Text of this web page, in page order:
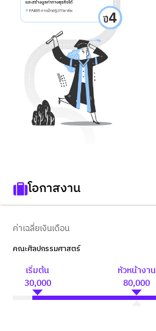
โอกาสงาน
ค่าเฉลี่ยเงินเดือน
คณะศิลปกรรมศาสตร์
เริ่มต้น
30,000
หัวหน้างาน
80,000